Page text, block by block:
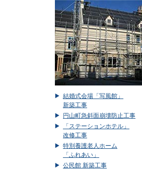
結婚式会場「写風館」
新築工事
円山町急斜面崩壊防止工事
「ステーションホテル」
改修工事
特別養護老人ホーム
「ふれあい」
公民館 新築工事